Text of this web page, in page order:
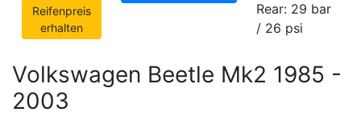
Reifenpreis
erhalten
Rear: 29 bar
/ 26 psi
Volkswagen Beetle Mk2 1985 -
2003